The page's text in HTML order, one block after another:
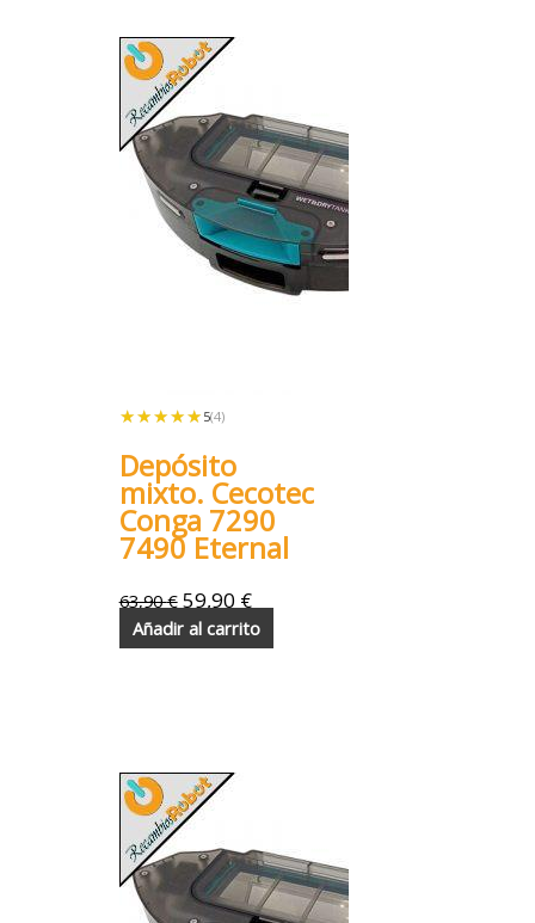
★★★★★
★★★★★ 5(4)
Depósito
mixto. Cecotec
Conga 7290
7490 Eternal
63,90€ 59,90 €
Añadir al carrito